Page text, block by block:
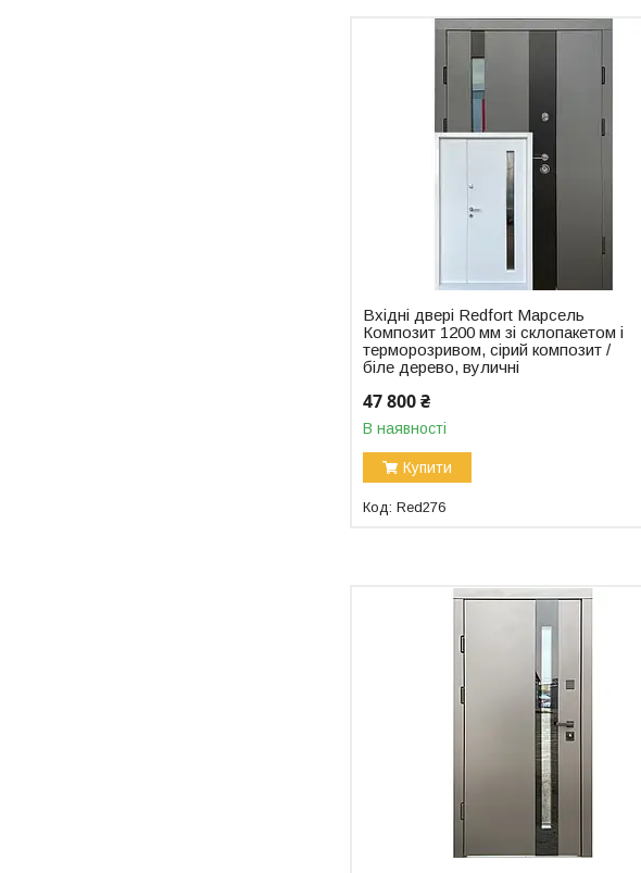
Вхідні двері Redfort Марсель
Композит 1200 мм зі склопакетом і
терморозривом, сірий композит /
біле дерево, вуличні
47 800 ₴
В наявності
Купити
Red276